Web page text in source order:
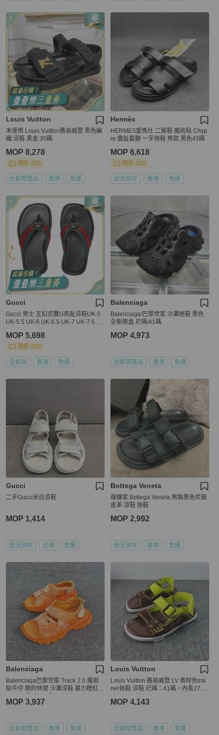
Louis Vuitton
未使用 Louis Vuitton路易威登 黑色編
織 涼鞋 黑金 35碼
MOP 8,278
現折 200
近新閒置品 香港 免運
Hermès
HERMES愛馬仕 二舅鞋 魔術貼 Chyp
re 露趾套腳 一字拖鞋 男款 黑色43碼
MOP 6,618
現折 200
狀況良好 香港 免運
Gucci
Gucci 男士 互扣式雙G夾趾涼鞋UK-5
UK-5.5 UK-6 UK-6.5 UK-7 UK-7.5 U
0.5 UK-11 UK-11.5 UK-12 UK-12.5 U
K-13 UK-13.5碼
MOP 5,698
現折 200
全新品 香港 免運
Balenciaga
Balenciaga/巴黎世家 沙灘拖鞋 黑色
全新原盒 尺碼/41碼
MOP 4,973
近新閒置品 香港 免運
Gucci
二手Gucci米白涼鞋
MOP 1,414
狀況良好 台灣 免運
Bottega Veneta
葆蝶家 Bottega Veneta 男裝黑色尼龍
皮革 涼鞋 拖鞋
MOP 2,992
狀況良好 香港 免運
Balenciaga
Balenciaga巴黎世家 Track 2.0 魔術
貼牛仔 簡約休閒 沙灘涼鞋 暴力橙紅色
MOP 3,937
近新閒置品 香港 免運
Louis Vuitton
Louis Vuitton 路易威登 LV 黃棕色trai
ner拖鞋 涼鞋 尺碼：41碼，內長270
MOP 4,143
近新閒置品 香港 免運